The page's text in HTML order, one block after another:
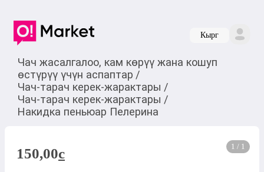
Кырг
Чач жасалгалоо, кам көрүү жана кошуп
өстүрүү үчүн аспаптар /
Чач-тарач керек-жарактары /
Чач-тарач керек-жарактары /
Накидка пеньюар Пелерина
1 / 1
150,00c